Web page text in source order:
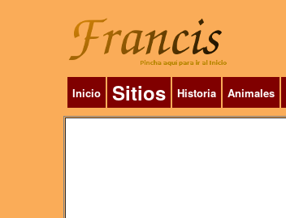
Inicio Sitios Historia Animales